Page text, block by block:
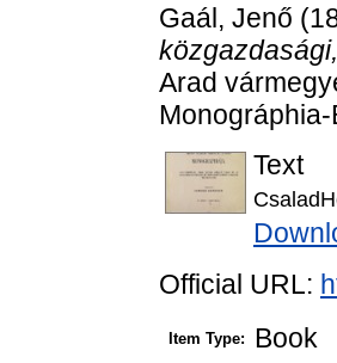
Gaál, Jenő
Arad
Text
Official URL:
Item Type: Book